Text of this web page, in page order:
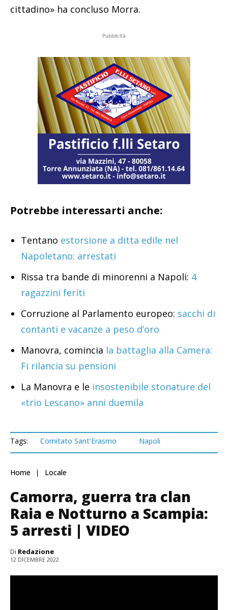
cittadino» ha concluso Morra.
Pubblicità
Potrebbe interessarti anche:
Tentano estorsione a ditta edile nel
Napoletano: arrestati
Rissa tra bande di minorenni a Napoli: 4
ragazzini feriti
Corruzione al Parlamento europeo: sacchi di
contanti e vacanze a peso d’oro
Manovra, comincia la battaglia alla Camera:
Fi rilancia su pensioni
La Manovra e le insostenibile stonature del
«trio Lescano» anni duemila
Tags: Comitato Sant’Erasmo Napoli
Home Locale
Camorra, guerra tra clan
Raia e Notturno a Scampia:
5 arresti | VIDEO
Di Redazione
12 DICEMBRE 2022